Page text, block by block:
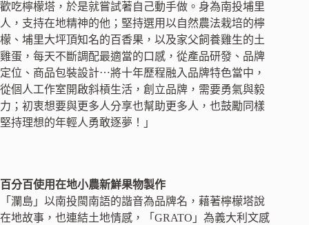
歡吃檸檬塔，於是就嘗試著自己動手做。身為南投埔里
人，支持在地精神的他；堅持選用以自然農法栽培的檸
檬、埔里大坪頂知名的百香果，以及家父飼養雞生的土
雞蛋，每天不斷調配最適當的口感，從產品研發、品牌
定位、商品包裝設計⋯將十年歷程融入品牌特色當中，
從個人工作室開啟斜槓生活，創立品牌，需要勇氣與毅
力；初衷想要與更多人分享也幫助更多人，也鼓勵同樣
堅持理想的年輕人勇敢逐夢！」
百分百使用在地小農新鮮果物製作
「瀾島」以南投閩南語的諧音為品牌名，藉著檸檬塔說
在地故事，也連結土地情感，「GRATO」為義大利文感